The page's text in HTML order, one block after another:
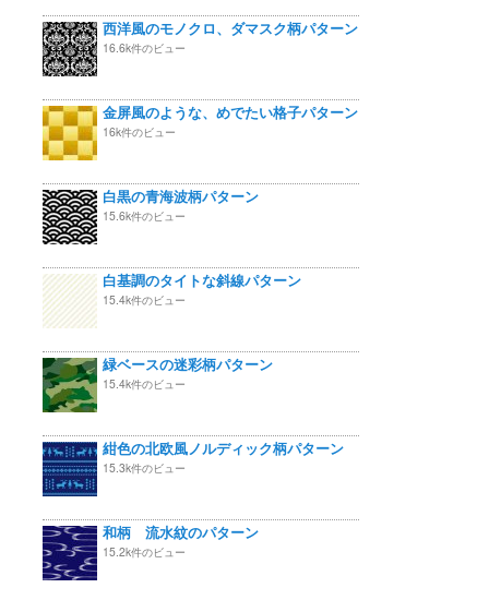
西洋風のモノクロ、ダマスク柄パターン
16.6k件のビュー
金屏風のような、めでたい格子パターン
16k件のビュー
白黒の青海波柄パターン
15.6k件のビュー
白基調のタイトな斜線パターン
15.4k件のビュー
緑ベースの迷彩柄パターン
15.4k件のビュー
紺色の北欧風ノルディック柄パターン
15.3k件のビュー
和柄 流水紋のパターン
15.2k件のビュー